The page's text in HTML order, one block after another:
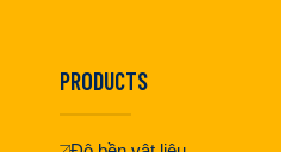
PRODUCTS